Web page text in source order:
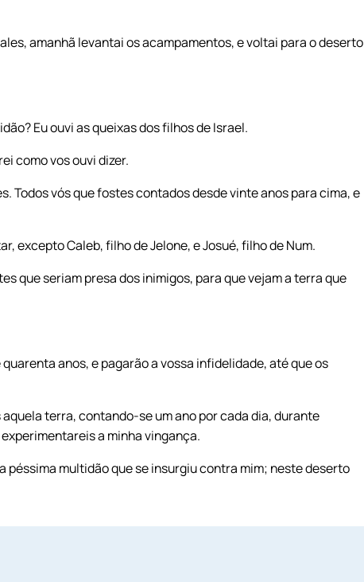
amanhã levantai os acampamentos, e voltai para o deserto
Eu ouvi as queixas dos filhos de Israel.
como vos ouvi dizer.
Todos vós que fostes contados desde vinte anos para cima, e
excepto Caleb, filho de Jelone, e Josué, filho de Num.
que seriam presa dos inimigos, para que vejam a terra que
anos, e pagarão a vossa infidelidade, até que os
terra, contando-se um ano por cada dia, durante
a minha vingança.
péssima multidão que se insurgiu contra mim; neste deserto